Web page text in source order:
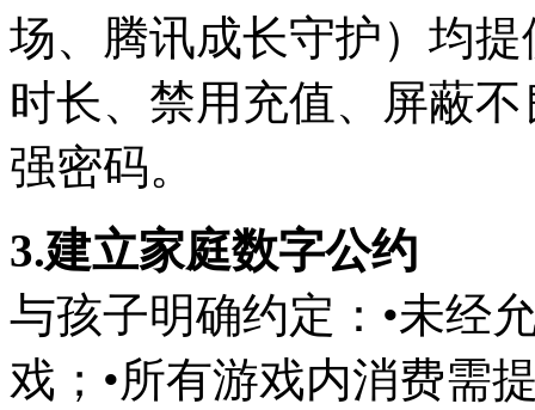
场、腾讯成长守护）均
时长、禁用充值、屏蔽
强密码。
3.建立家庭数字公约
与孩子明确约定：•未经
戏；•所有游戏内消费需